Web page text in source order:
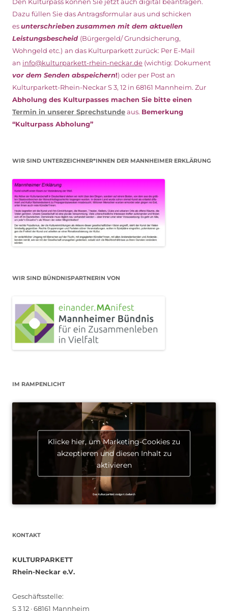
Dazu füllen Sie das Antragsformular aus und schicken
esunterschriebenzusammen mit dem aktuellen
Leistungsbescheid (Bürgergeld/ Grundsicherung,
Wohngeld etc.) an das Kulturparkett zurück: Per E-Mail
an info@kulturparkett-rhein-neckar.de (wichtig: Dokument
vor dem Senden abspeichern!) oder per Post an
Kulturparkett-Rhein-Neckar S 3, 12 in 68161 Mannheim. Zur
Abholung des Kulturpasses machen Sie bitte einen
Termin in unserer Sprechstundeaus. Bemerkung
“Kulturpass Abholung”
WIR SIND UNTERZEICHNER*INNEN DER MANNHEIMER ERKLÄRUNG
WIR SIND BÜNDNISPARTNERIN VON
IM RAMPENLICHT
Klicke hier, um Marketing-Cookies zu
akzeptieren und diesen Inhalt zu
aktivieren
KONTAKT
KULTURPARKETT
Rhein-Neckar e.V.
Geschäftsstelle:
S 3 12 · 68161 Mannheim